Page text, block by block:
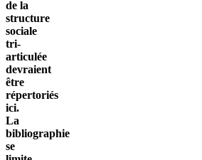
de la
structure
sociale
tri-
articulée
devraient
être
répertoriés
ici.
La
bibliographie
se